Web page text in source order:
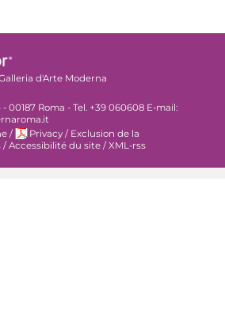
d'Arte Moderna
00187 Roma - Tel. +39 060608 E-mail:
/ Privacy / Exclusion de la
/ Accessibilité du site / XML-rss